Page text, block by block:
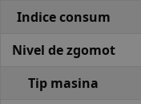
Indice consum
Nivel de zgomot
Tip masina